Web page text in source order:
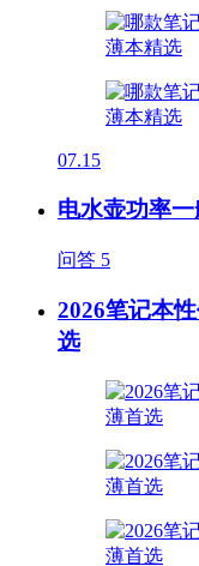
07.15
电水壶功率
问答 5
2026笔记本
选